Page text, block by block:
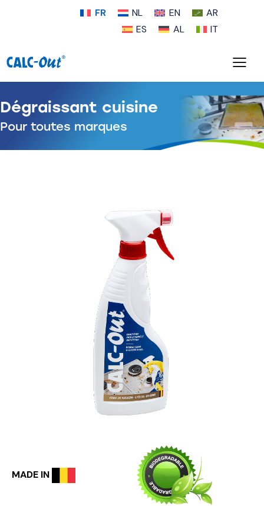
FR NL EN
AR
ES
AL IT
Dégraissant cuisine
Pour toutes marques
MADE IN